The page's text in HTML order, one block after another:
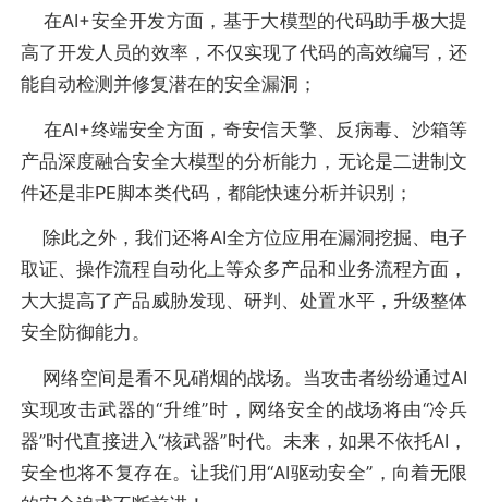
在AI+安全开发方面，基于大模型的代码助手极大提
高了开发人员的效率，不仅实现了代码的高效编写，还
能自动检测并修复潜在的安全漏洞；
在AI+终端安全方面，奇安信天擎、反病毒、沙箱等
产品深度融合安全大模型的分析能力，无论是二进制文
件还是非PE脚本类代码，都能快速分析并识别；
除此之外，我们还将AI全方位应用在漏洞挖掘、电子
取证、操作流程自动化上等众多产品和业务流程方面，
大大提高了产品威胁发现、研判、处置水平，升级整体
安全防御能力。
网络空间是看不见硝烟的战场。当攻击者纷纷通过AI
实现攻击武器的“升维”时，网络安全的战场将由“冷兵
器”时代直接进入“核武器”时代。未来，如果不依托AI，
安全也将不复存在。让我们用“AI驱动安全”，向着无限